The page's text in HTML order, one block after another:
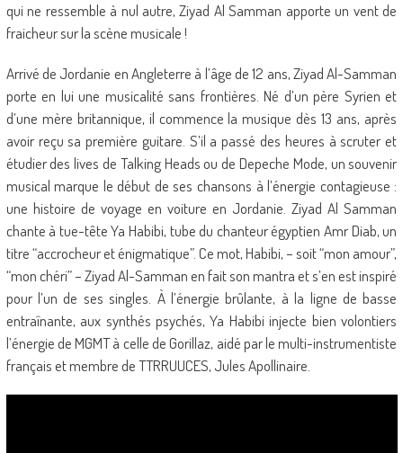
qui ne ressemble à nul autre, Ziyad Al Samman apporte un vent de
fraicheur sur la scène musicale !
Arrivé de Jordanie en Angleterre à l’âge de 12 ans, Ziyad Al-Samman
porte en lui une musicalité sans frontières. Né d’un père Syrien et
d’une mère britannique, il commence la musique dès 13 ans, après
avoir reçu sa première guitare. S’il a passé des heures à scruter et
étudier des lives de Talking Heads ou de Depeche Mode, un souvenir
musical marque le début de ses chansons à l’énergie contagieuse :
une histoire de voyage en voiture en Jordanie. Ziyad Al Samman
chante à tue-tête Ya Habibi, tube du chanteur égyptien Amr Diab, un
titre “accrocheur et énigmatique”. Ce mot, Habibi, – soit “mon amour”,
“mon chéri” – Ziyad Al-Samman en fait son mantra et s’en est inspiré
pour l’un de ses singles. À l’énergie brûlante, à la ligne de basse
entraînante, aux synthés psychés, Ya Habibi injecte bien volontiers
l’énergie de MGMT à celle de Gorillaz, aidé par le multi-instrumentiste
français et membre de TTRRUUCES, Jules Apollinaire.